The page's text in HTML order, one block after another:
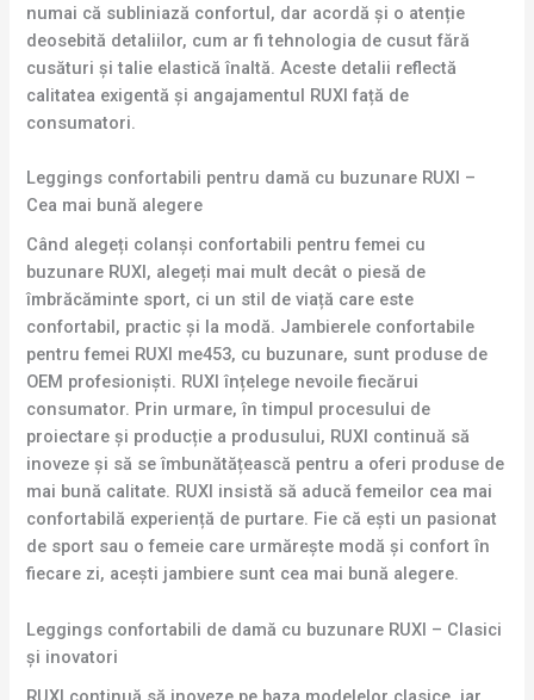
numai că subliniază confortul, dar acordă și o atenție
deosebită detaliilor, cum ar fi tehnologia de cusut fără
cusături și talie elastică înaltă. Aceste detalii reflectă
calitatea exigentă și angajamentul RUXI față de
consumatori.
Leggings confortabili pentru damă cu buzunare RUXI –
Cea mai bună alegere
Când alegeți colanși confortabili pentru femei cu
buzunare RUXI, alegeți mai mult decât o piesă de
îmbrăcăminte sport, ci un stil de viață care este
confortabil, practic și la modă. Jambierele confortabile
pentru femei RUXI me453, cu buzunare, sunt produse de
OEM profesioniști. RUXI înțelege nevoile fiecărui
consumator. Prin urmare, în timpul procesului de
proiectare și producție a produsului, RUXI continuă să
inoveze și să se îmbunătățească pentru a oferi produse de
mai bună calitate. RUXI insistă să aducă femeilor cea mai
confortabilă experiență de purtare. Fie că ești un pasionat
de sport sau o femeie care urmărește modă și confort în
fiecare zi, acești jambiere sunt cea mai bună alegere.
Leggings confortabili de damă cu buzunare RUXI – Clasici
și inovatori